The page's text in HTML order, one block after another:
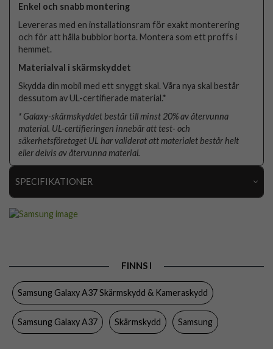
Enkel och snabb montering
Levereras med en installationsram för exakt monterering
och för att hålla bubblor borta. Montera som ett proffs i
hemmet.
Materialval i skärmskyddet
Skydda din mobil med ett snyggt skal. Våra nya skal består
dessutom av UL-certifierade material.*
* Galaxy-skärmskyddet består till minst 20% av återvunna
material. UL-certifieringen innebär att test- och
säkerhetsföretaget UL har validerat att materialet består helt
eller delvis av återvunna material.
SPECIFIKATIONER
Färg Genomskinlig
Plastfilm
Varumärke
FINNS I
Samsung Galaxy A37 Skärmskydd & Kameraskydd
Samsung Galaxy A37 Skärmskydd Samsung